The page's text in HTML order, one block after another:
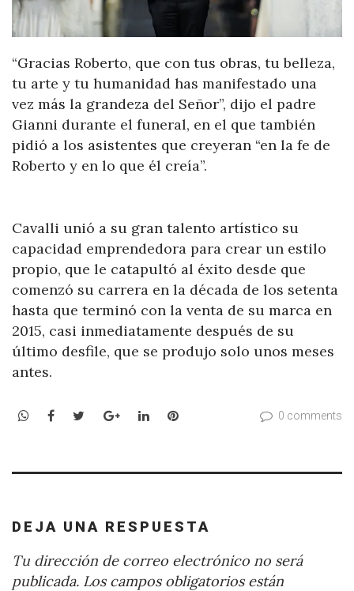
“Gracias Roberto, que con tus obras, tu belleza,
tu arte y tu humanidad has manifestado una
vez más la grandeza del Señor”, dijo el padre
Gianni durante el funeral, en el que también
pidió a los asistentes que creyeran “en la fe de
Roberto y en lo que él creía”.
Cavalli unió a su gran talento artístico su
capacidad emprendedora para crear un estilo
propio, que le catapultó al éxito desde que
comenzó su carrera en la década de los setenta
hasta que terminó con la venta de su marca en
2015, casi inmediatamente después de su
último desfile, que se produjo solo unos meses
antes.
WhatsApp
Facebook
TwitterGoogle+LinkedInPinterest 0 comments
DEJA UNA RESPUESTA
Tu dirección de correo electrónico no será
publicada. Los campos obligatorios están